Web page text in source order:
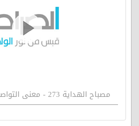
مصباح الهداية 273 - معنى التواصي بالحق